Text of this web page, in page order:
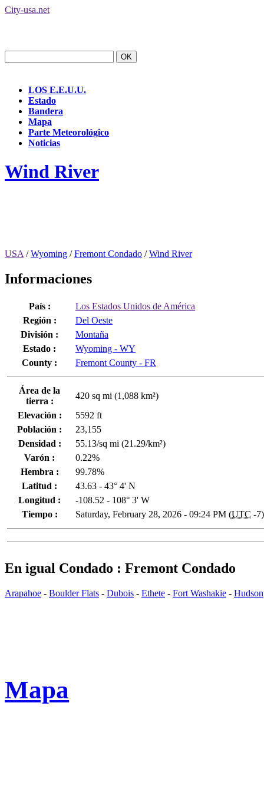
City-usa.net
LOS E.E.U.U.
Estado
Bandera
Mapa
Parte Meteorológico
Noticias
Wind River
USA /Wyoming /Fremont Condado /Wind River
Informaciones
País :
Los Estados Unidos de América
Región :
Del Oeste
División :
Montaña
Estado :
Wyoming - WY
County :
Fremont County - FR
Área de la
tierra :
420 sq mi (1,088 km²)
Elevación :
5592 ft
Población :
23,155
Densidad :
55.13/sq mi (21.29/km²)
Varón :
0.22%
Hembra :
99.78%
Latitud :
43.63 - 43° 4' N
Longitud :
-108.52 - 108° 3' W
Tiempo :
Saturday, February 28, 2026 - 09:24 PM (UTC -7)
En igual Condado : Fremont Condado
Arapahoe - Boulder Flats - Dubois - Ethete - Fort Washakie - Hudson
Mapa